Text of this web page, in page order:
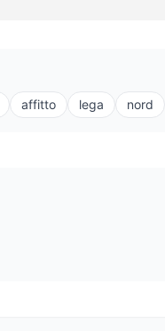
affitto lega nord